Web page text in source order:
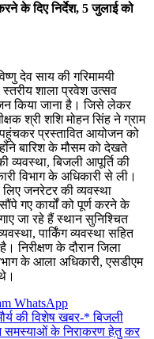
के दिए निर्देश, 5 जुलाई को
देव साय की गरिमामयी
स्तरीय शाला प्रवेश उत्सव
किया जाना है। जिसे लेकर
श्री शशि मोहन सिंह ने ग्राम
पहुंचकर प्रस्तावित आयोजन को
बारिश के मौसम को देखते
व्यवस्था, बिजली आपूर्ति की
विभाग के अधिकारी से ली।
लिए जनरेटर की व्यवस्था
गए कार्यों को पूर्ण करने के
जा रहे हैं स्थान सुनिश्चित
पार्किंग व्यवस्था सहित
निरीक्षण के दौरान जिला
के आला अधिकारी, एसडीएम
WhatsApp
की विशेष खबर-* बिजली
समस्याओं के निराकरण हेतु कर